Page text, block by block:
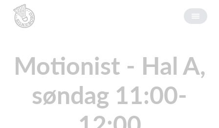
Motionist - Hal A,
søndag 11:00-